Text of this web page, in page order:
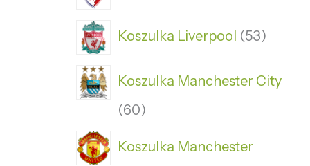
Koszulka Liverpool 53
Koszulka Manchester City
60
Koszulka Manchester